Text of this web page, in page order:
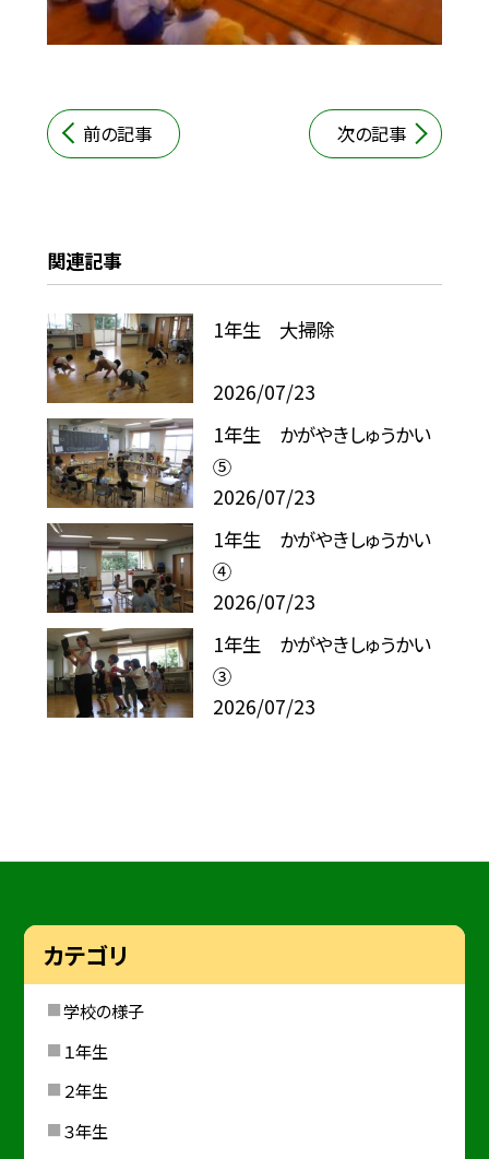
前の記事 次の記事
関連記事
1年生 大掃除
2026/07/23
1年生 かがやきしゅうかい
⑤
2026/07/23
1年生 かがやきしゅうかい
④
2026/07/23
1年生 かがやきしゅうかい
③
2026/07/23
カテゴリ
学校の様子
１年生
２年生
３年生